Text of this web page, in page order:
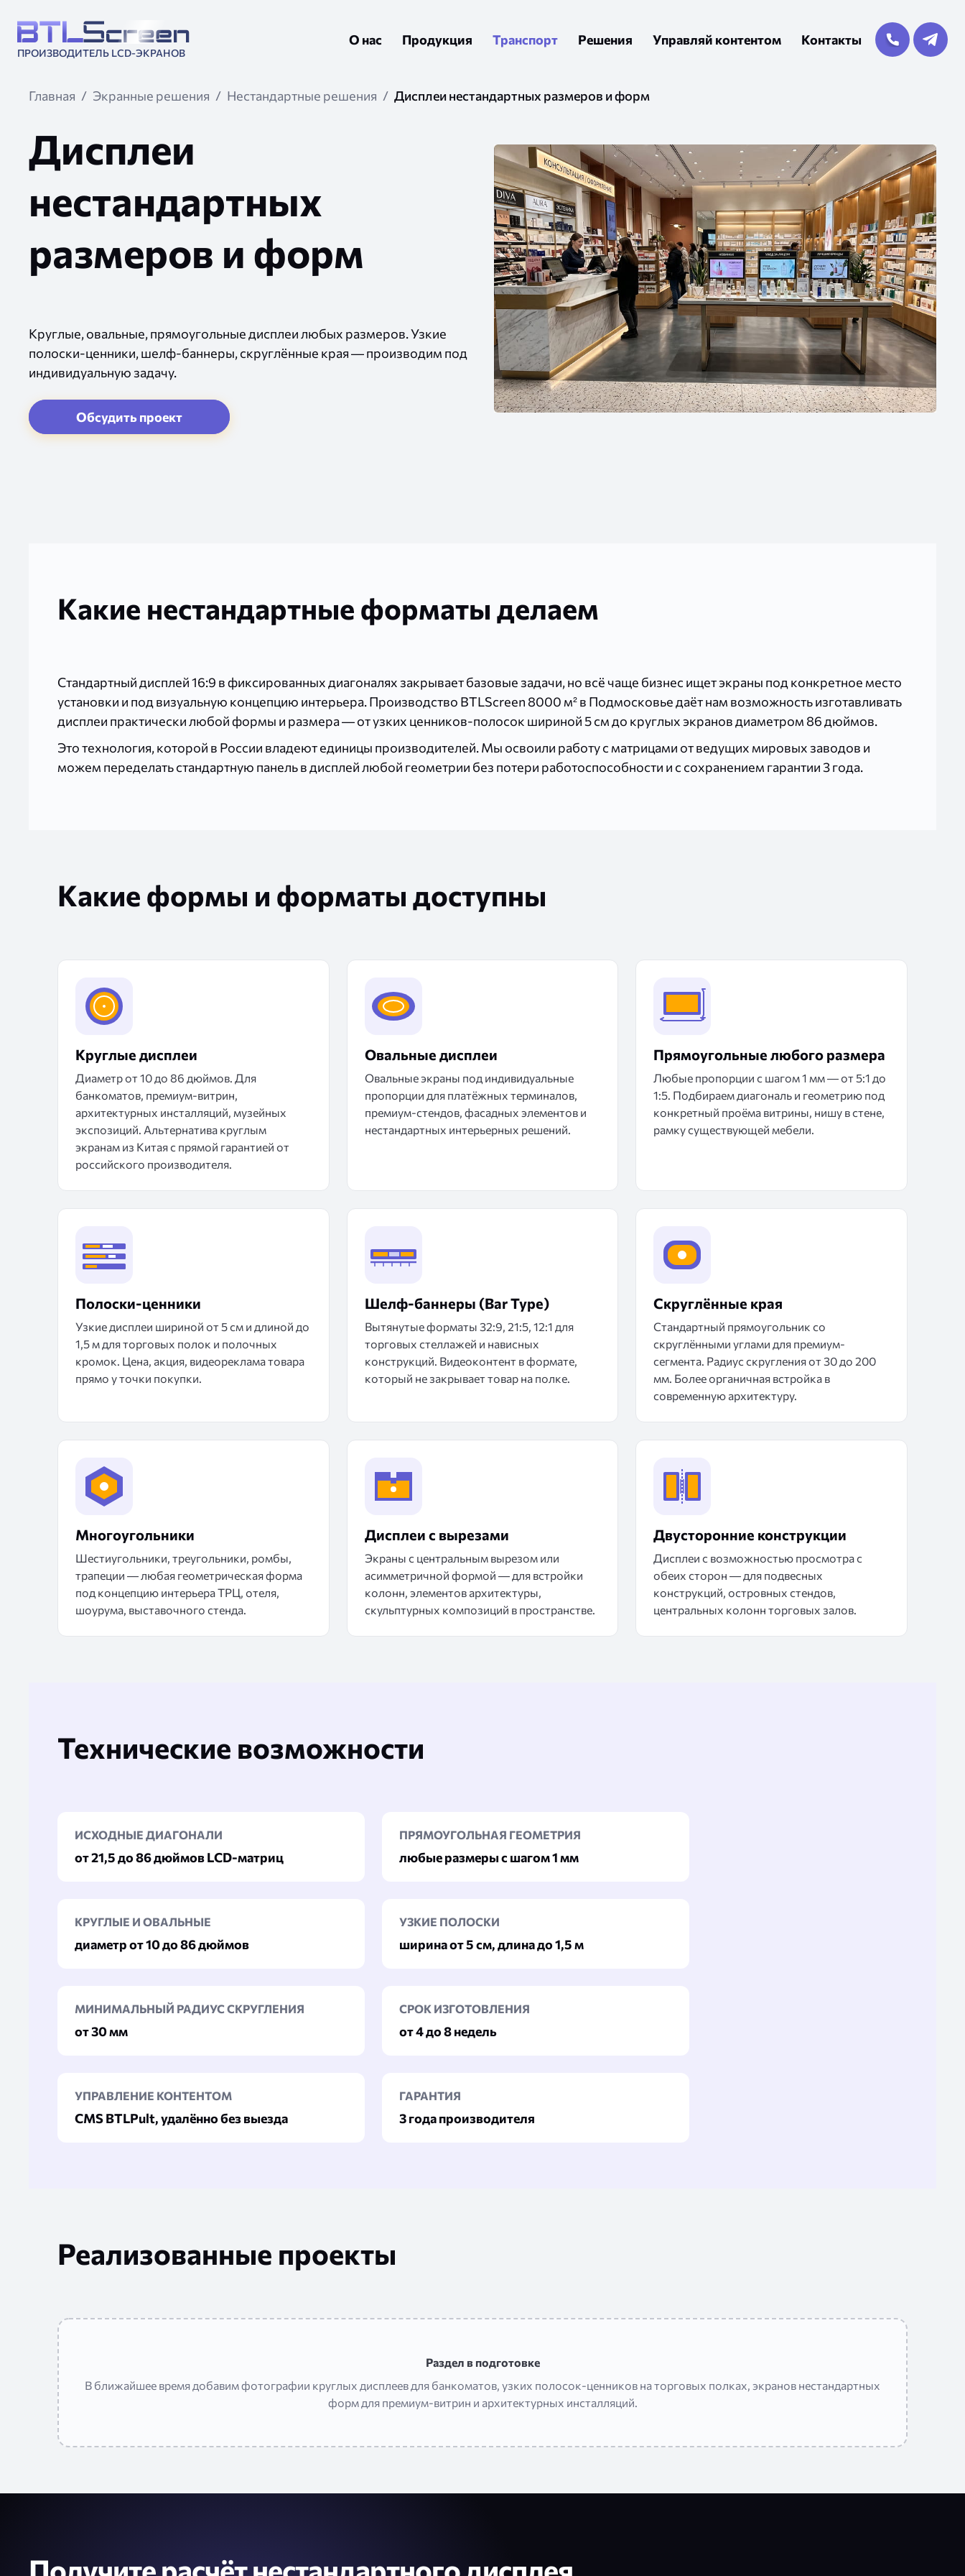
ПРОИЗВОДИТЕЛЬ LCD-ЭКРАНОВ
О нас Продукция Транспорт Решения Управляй контентом Контакты
Главная Экранные решения Нестандартные решения Дисплеи нестандартных размеров и форм
Дисплеи
нестандартных
размеров и форм
Круглые, овальные, прямоугольные дисплеи любых размеров. Узкие
полоски-ценники, шелф-баннеры, скруглённые края — производим под
индивидуальную задачу.
Какие нестандартные форматы делаем
Стандартный дисплей 16:9 в фиксированных диагоналях закрывает базовые задачи, но всё чаще бизнес ищет экраны под конкретное место
установки и под визуальную концепцию интерьера. Производство BTLScreen 8000 м² в Подмосковье даёт нам возможность изготавливать
дисплеи практически любой формы и размера — от узких ценников-полосок шириной 5 см до круглых экранов диаметром 86 дюймов.
Это технология, которой в России владеют единицы производителей. Мы освоили работу с матрицами от ведущих мировых заводов и
можем переделать стандартную панель в дисплей любой геометрии без потери работоспособности и с сохранением гарантии 3 года.
Какие формы и форматы доступны
Круглые дисплеи
Диаметр от 10 до 86 дюймов. Для
банкоматов, премиум-витрин,
архитектурных инсталляций, музейных
экспозиций. Альтернатива круглым
экранам из Китая с прямой гарантией от
российского производителя.
Овальные дисплеи
Овальные экраны под индивидуальные
пропорции для платёжных терминалов,
премиум-стендов, фасадных элементов и
нестандартных интерьерных решений.
Прямоугольные любого размера
Любые пропорции с шагом 1 мм — от 5:1 до
1:5. Подбираем диагональ и геометрию под
конкретный проёма витрины, нишу в стене,
рамку существующей мебели.
Полоски-ценники
Узкие дисплеи шириной от 5 см и длиной до
1,5 м для торговых полок и полочных
кромок. Цена, акция, видеореклама товара
прямо у точки покупки.
Шелф-баннеры (Bar Type)
Вытянутые форматы 32:9, 21:5, 12:1 для
торговых стеллажей и нависных
конструкций. Видеоконтент в формате,
который не закрывает товар на полке.
Скруглённые края
Стандартный прямоугольник со
скруглёнными углами для премиум-
сегмента. Радиус скругления от 30 до 200
мм. Более органичная встройка в
современную архитектуру.
Многоугольники
Шестиугольники, треугольники, ромбы,
трапеции — любая геометрическая форма
под концепцию интерьера ТРЦ, отеля,
шоурума, выставочного стенда.
Дисплеи с вырезами
Экраны с центральным вырезом или
асимметричной формой — для встройки
колонн, элементов архитектуры,
скульптурных композиций в пространстве.
Двусторонние конструкции
Дисплеи с возможностью просмотра с
обеих сторон — для подвесных
конструкций, островных стендов,
центральных колонн торговых залов.
Технические возможности
ИСХОДНЫЕ ДИАГОНАЛИ
от 21,5 до 86 дюймов LCD-матриц
ПРЯМОУГОЛЬНАЯ ГЕОМЕТРИЯ
любые размеры с шагом 1 мм
КРУГЛЫЕ И ОВАЛЬНЫЕ
диаметр от 10 до 86 дюймов
УЗКИЕ ПОЛОСКИ
ширина от 5 см, длина до 1,5 м
МИНИМАЛЬНЫЙ РАДИУС СКРУГЛЕНИЯ
от 30 мм
СРОК ИЗГОТОВЛЕНИЯ
от 4 до 8 недель
УПРАВЛЕНИЕ КОНТЕНТОМ
CMS BTLPult, удалённо без выезда
ГАРАНТИЯ
3 года производителя
Реализованные проекты
Раздел в подготовке
В ближайшее время добавим фотографии круглых дисплеев для банкоматов, узких полосок-ценников на торговых полках, экранов нестандартных
форм для премиум-витрин и архитектурных инсталляций.